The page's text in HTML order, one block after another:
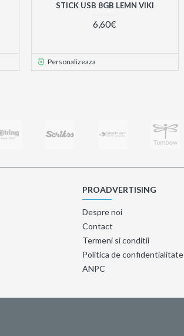
STICK USB 8GB LEMN VIKI
6,60€
Personalizeaza
PROADVERTISING
Despre noi
Contact
Termeni si conditii
Politica de confidentialitate
ANPC